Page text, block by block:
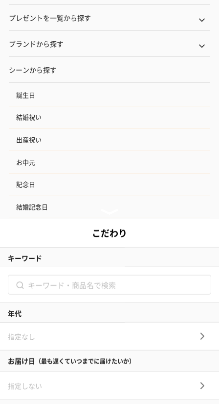
プレゼントを一覧から探す
ブランドから探す
シーンから探す
誕生日
結婚祝い
出産祝い
お中元
記念日
結婚記念日
ご利用ガイド